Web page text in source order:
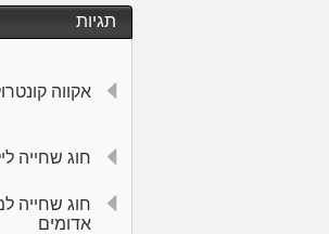
תגיות
אקווה
חוג שחייה
חוג שחייה
אדומים